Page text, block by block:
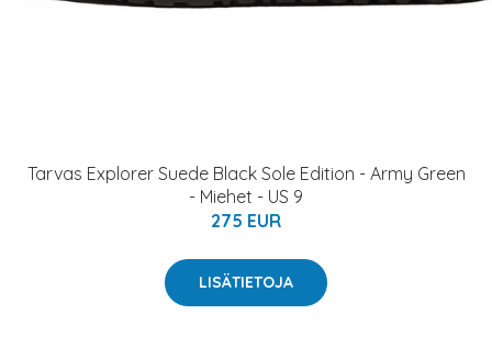
Tarvas Explorer Suede Black Sole Edition - Army Green
- Miehet - US 9
275 EUR
LISÄTIETOJA